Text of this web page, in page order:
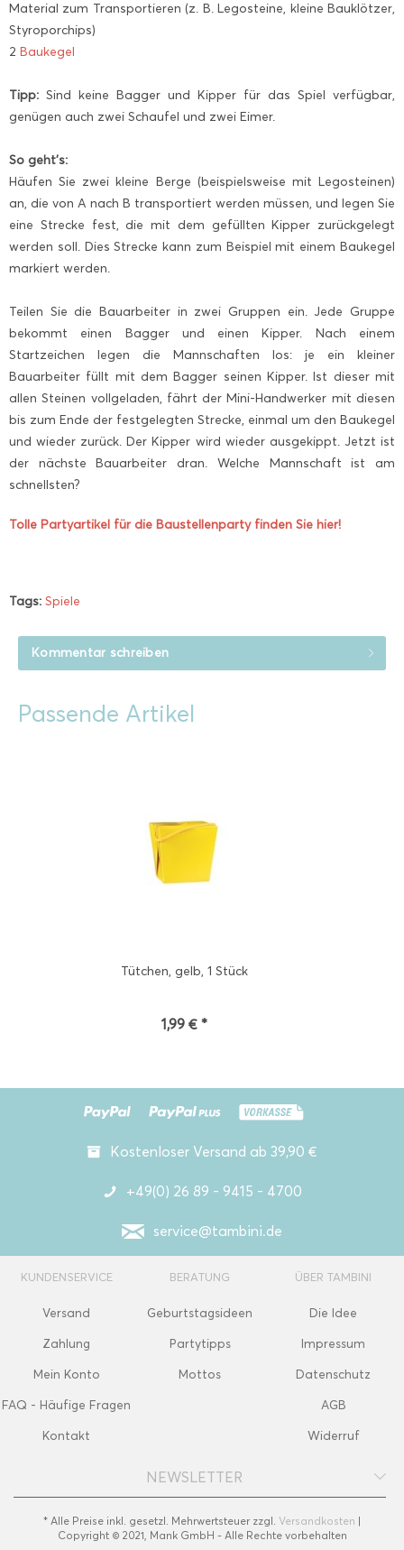
Material zum Transportieren (z. B. Legosteine, kleine Bauklötzer,
Styroporchips)
2 Baukegel
Tipp: Sind keine Bagger und Kipper für das Spiel verfügbar,
genügen auch zwei Schaufel und zwei Eimer.
So geht’s:
Häufen Sie zwei kleine Berge (beispielsweise mit Legosteinen)
an, die von A nach B transportiert werden müssen, und legen Sie
eine Strecke fest, die mit dem gefüllten Kipper zurückgelegt
werden soll. Dies Strecke kann zum Beispiel mit einem Baukegel
markiert werden.
Teilen Sie die Bauarbeiter in zwei Gruppen ein. Jede Gruppe
bekommt einen Bagger und einen Kipper. Nach einem
Startzeichen legen die Mannschaften los: je ein kleiner
Bauarbeiter füllt mit dem Bagger seinen Kipper. Ist dieser mit
allen Steinen vollgeladen, fährt der Mini-Handwerker mit diesen
bis zum Ende der festgelegten Strecke, einmal um den Baukegel
und wieder zurück. Der Kipper wird wieder ausgekippt. Jetzt ist
der nächste Bauarbeiter dran. Welche Mannschaft ist am
schnellsten?
Tolle Partyartikel für die Baustellenparty finden Sie hier!
Tags: Spiele
Kommentar schreiben
Passende Artikel
Tütchen, gelb, 1 Stück
1,99 € *
Kostenloser Versand ab 39,90 €
+49(0) 26 89 - 9415 - 4700
service@tambini.de
KUNDENSERVICE
Versand
Zahlung
Mein Konto
FAQ - Häufige Fragen
Kontakt
BERATUNG
Geburtstagsideen
Partytipps
Mottos
ÜBER TAMBINI
Die Idee
Impressum
Datenschutz
AGB
Widerruf
NEWSLETTER
* Alle Preise inkl. gesetzl. Mehrwertsteuer zzgl. Versandkosten |
Copyright © 2021, Mank GmbH - Alle Rechte vorbehalten